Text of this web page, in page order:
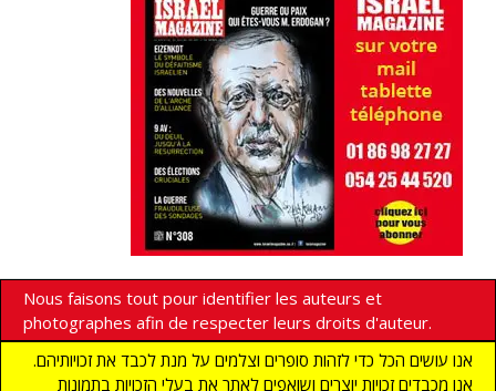
Nous faisons tout pour identifier les auteurs et
photographes afin de respecter leurs droits d'auteur.
אנו עושים הכל כדי לזהות סופרים וצלמים על מנת לכבד את זכויותיהם.
אנו מכבדים זכויות יוצרים ושואפים לאתר את בעלי הזכויות בתמונות